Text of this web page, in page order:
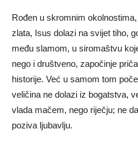
Rođen u skromnim
zlata, Isus dolazi na svijet tiho,
među slamom, u siromaštvu
nego i društveno, započinje
historije. Već u samom tom
veličina ne dolazi iz bogatstva,
vlada mačem, nego riječju; ne
poziva ljubavlju.